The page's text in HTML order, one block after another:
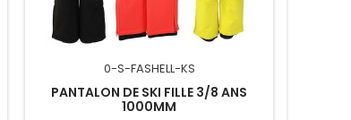
0-S-FASHELL-KS
PANTALON DE SKI FILLE 3/8 ANS
1000MM